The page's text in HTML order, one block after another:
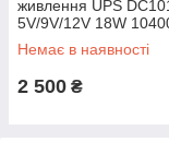
живлення UPS
5V/9V/12V 18W
для мережевого
роутерів, комутаторів
Немає в наявності
2 500 ₴